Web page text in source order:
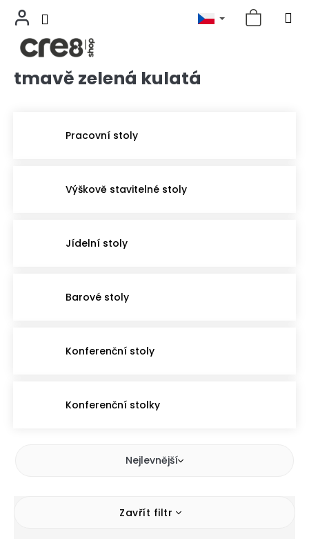
Přejíttmavě zelená kulatá
Pracovní stoly
Výškově stavitelné stoly
Jídelní stoly
Barové stoly
Konferenční stoly
Konferenční stolky
Nejlevnější
Zavřít filtr